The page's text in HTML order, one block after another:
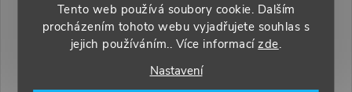
Tento web používá soubory cookie. Dalším
procházením tohoto webu vyjadřujete souhlas s
jejich používáním.. Více informacízde.
Nastavení